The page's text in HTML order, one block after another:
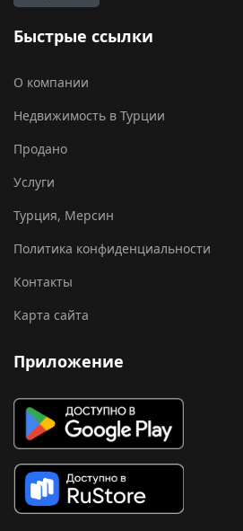
Быстрые ссылки
О компании
Недвижимость в Турции
Продано
Услуги
Турция, Мерсин
Политика конфиденциальности
Контакты
Карта сайта
Приложение